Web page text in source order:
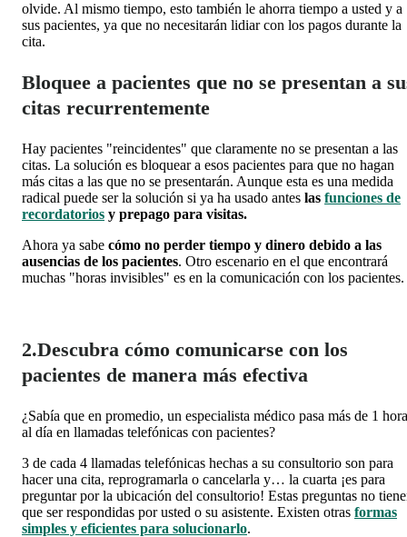
olvide. Al mismo tiempo, esto también le ahorra tiempo a usted y a
sus pacientes, ya que no necesitarán lidiar con los pagos durante la
cita.
Bloquee a pacientes que no se presentan a
citas recurrentemente
Hay pacientes "reincidentes" que claramente no se presentan a las
citas. La solución es bloquear a esos pacientes para que no hagan
más citas a las que no se presentarán. Aunque esta es una medida
radical puede ser la solución si ya ha usado antes las funciones de
recordatorios y prepago para visitas.
Ahora ya sabe cómo no perder tiempo y dinero debido a las
ausencias de los pacientes. Otro escenario en el que encontrará
muchas "horas invisibles" es en la comunicación con los pacientes.
2.Descubra cómo comunicarse con los
pacientes de manera más efectiva
¿Sabía que en promedio, un especialista médico pasa más de 1 hora
al día en llamadas telefónicas con pacientes?
3 de cada 4 llamadas telefónicas hechas a su consultorio son para
hacer una cita, reprogramarla o cancelarla y… la cuarta ¡es para
preguntar por la ubicación del consultorio! Estas preguntas no
que ser respondidas por usted o su asistente. Existen otras formas
simples y eficientes para solucionarlo.